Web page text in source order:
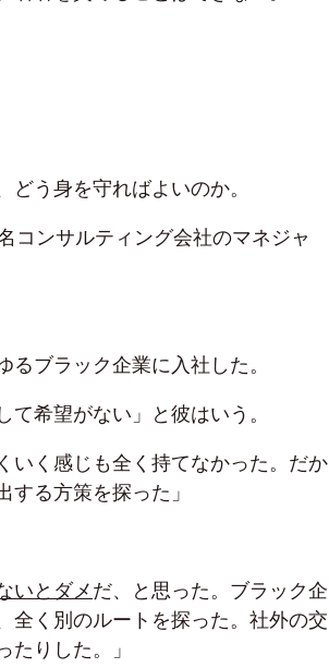
う身を守ればよいのか。
コンサルティング会社のマネジャ
ブラック企業に入社した。
て希望がない」と彼はいう。
いく感じも全く持てなかった。だか
する方策を探った」
いとダメだ、と思った。ブラック企
全く別のルートを探った。社外の交
りした。」